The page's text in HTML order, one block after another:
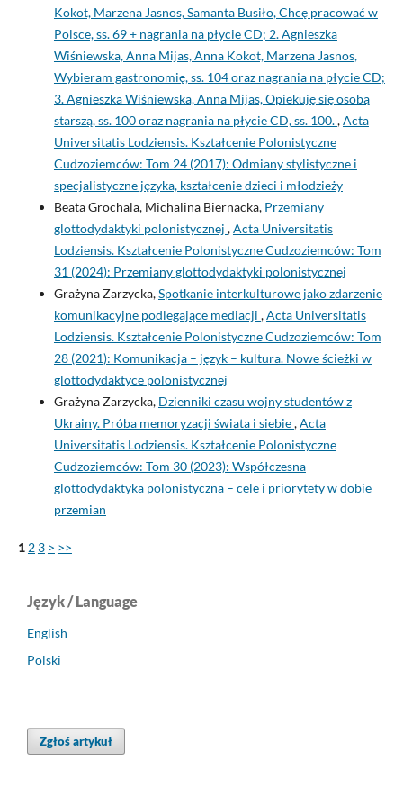
Kokot, Marzena Jasnos, Samanta Busiło, Chcę pracować w
Polsce, ss. 69 + nagrania na płycie CD; 2. Agnieszka
Wiśniewska, Anna Mijas, Anna Kokot, Marzena Jasnos,
Wybieram gastronomię, ss. 104 oraz nagrania na płycie CD;
3. Agnieszka Wiśniewska, Anna Mijas, Opiekuję się osobą
starszą, ss. 100 oraz nagrania na płycie CD, ss. 100.,Acta
Universitatis Lodziensis. Kształcenie Polonistyczne
Cudzoziemców: Tom 24 (2017): Odmiany stylistyczne i
specjalistyczne języka, kształcenie dzieci i młodzieży
Beata Grochala, Michalina Biernacka, Przemiany
glottodydaktyki polonistycznej ,Acta Universitatis
Lodziensis. Kształcenie Polonistyczne Cudzoziemców: Tom
31 (2024): Przemiany glottodydaktyki polonistycznej
Grażyna Zarzycka,Spotkanie interkulturowe jako zdarzenie
komunikacyjne podlegające mediacji ,Acta Universitatis
Lodziensis. Kształcenie Polonistyczne Cudzoziemców: Tom
28 (2021): Komunikacja – język – kultura. Nowe ścieżki w
glottodydaktyce polonistycznej
Grażyna Zarzycka, Dzienniki czasu wojny studentów z
Ukrainy. Próba memoryzacji świata i siebie,Acta
Universitatis Lodziensis. Kształcenie Polonistyczne
Cudzoziemców: Tom 30 (2023): Współczesna
glottodydaktyka polonistyczna – cele i priorytety w dobie
przemian
1 2 3 > >>
Język / Language
English
Polski
Zgłoś artykuł